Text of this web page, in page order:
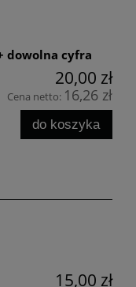
dowolna cyfra
20,00 zł
Cena netto: 16,26 zł
do koszyka
15,00 zł